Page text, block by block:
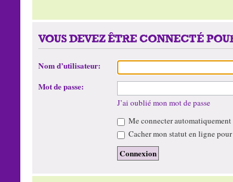
VOUS DEVEZ ÊTRE CONNECTÉ
Nom d’utilisateur:
Mot de passe:
J’ai oublié mon mot de passe
Me connecter
Cacher mon statut en ligne pour